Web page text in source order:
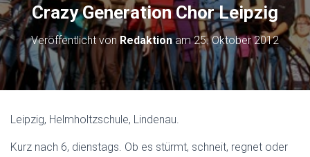
Crazy Generation Chor Leipzig
Veröffentlicht vonRedaktionam25. Oktober 2012
Leipzig, Helmholtzschule, Lindenau.
Kurz nach 6, dienstags. Ob es stürmt, schneit, regnet oder